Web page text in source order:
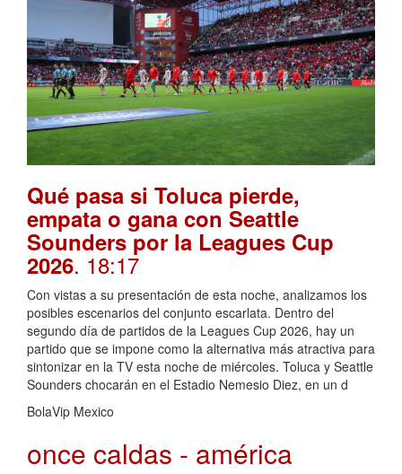
Qué pasa si Toluca pierde,
empata o gana con Seattle
Sounders por la Leagues Cup
2026. 18:17
Con vistas a su presentación de esta noche, analizamos los
posibles escenarios del conjunto escarlata. Dentro del
segundo día de partidos de la Leagues Cup 2026, hay un
partido que se impone como la alternativa más atractiva para
sintonizar en la TV esta noche de miércoles. Toluca y Seattle
Sounders chocarán en el Estadio Nemesio Diez, en un d
BolaVip Mexico
once caldas - américa